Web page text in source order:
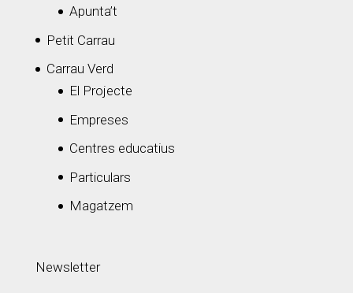
Apunta’t
Petit Carrau
Carrau Verd
El Projecte
Empreses
Centres educatius
Particulars
Magatzem
Newsletter